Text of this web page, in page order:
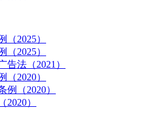
（2025）
（2025）
告法（2021）
（2020）
例（2020）
2020）